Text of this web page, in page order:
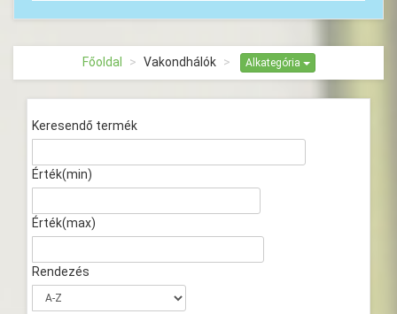
Főoldal Vakondhálók Alkategória
Keresendő termék
Érték(min)
Érték(max)
Rendezés